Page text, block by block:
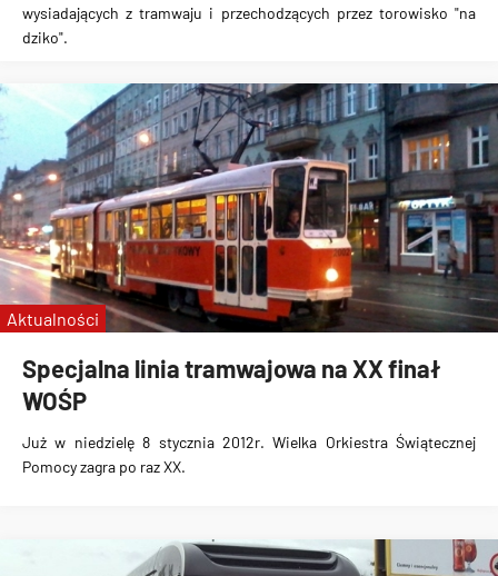
wysiadających z tramwaju i przechodzących przez torowisko "na
dziko".
Specjalna linia tramwajowa na XX finał
WOŚP
Już w niedzielę8 stycznia 2012r. Wielka Orkiestra Świątecznej
Pomocyzagra po raz XX.
Aktualności